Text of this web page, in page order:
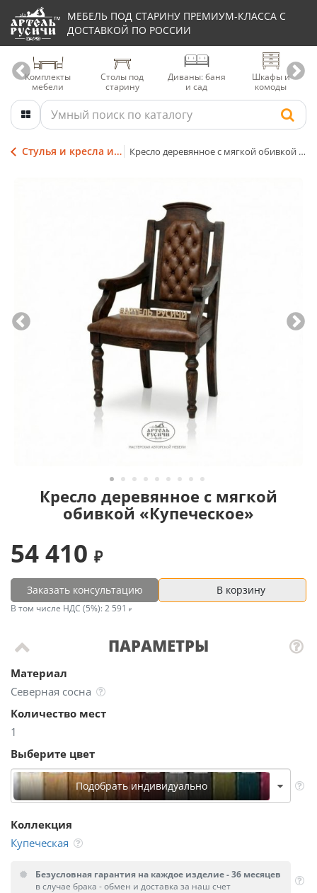
МЕБЕЛЬ ПОД СТАРИНУ ПРЕМИУМ-КЛАССА С
ДОСТАВКОЙ ПО РОССИИ
Комплекты
мебели
Столы под
старину
Диваны: баня
и сад
Шкафы и
комоды
Стулья и кресла из дерева Кресло деревянное с мягкой обивкой «Купеческое»
Кресло деревянное с мягкой
обивкой «Купеческое»
ПАРАМЕТРЫ
Материал
Северная сосна
Количество мест
1
Выберите цвет
Подобрать индивидуально
Коллекция
Купеческая
54 410
Заказать консультацию В корзину
В том числе НДС (5%): 2 591
Безусловная гарантия на каждое изделие - 36 месяцев
в случае брака - обмен и доставка за наш счет